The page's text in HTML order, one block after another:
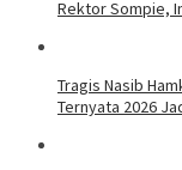
Rektor Sompie,
Tragis Nasib
Ternyata 2026